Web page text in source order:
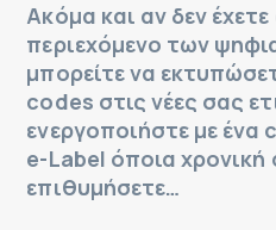
Ακόμα και αν δεν
περιεχόμενο των
μπορείτε να
codes στις νέες σας
ενεργοποιήστε με ένα
e-Label όποια χρονική
επιθυμήσετε…